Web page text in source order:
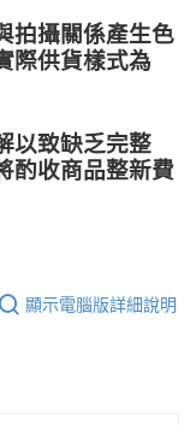
拍攝關係產生色
際供貨樣式為
以致缺乏完整
酌收商品整﻿新費
顯示電腦版詳細說明